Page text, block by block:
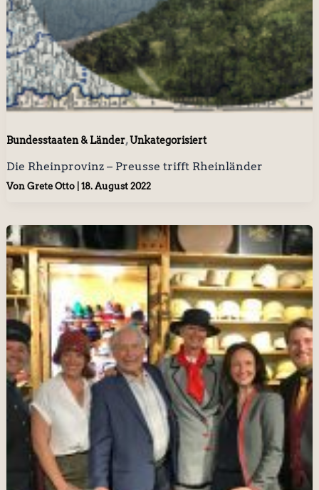
Bundesstaaten & Länder,Unkategorisiert
Die Rheinprovinz – Preusse trifft Rheinländer
Von Grete Otto 18. August 2022